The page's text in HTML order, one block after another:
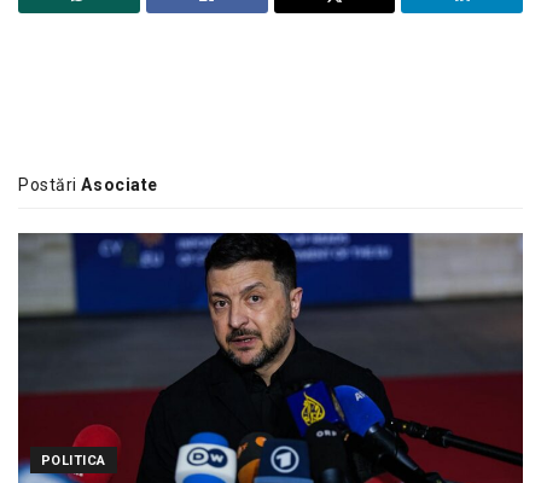
PostăriAsociate
POLITICA